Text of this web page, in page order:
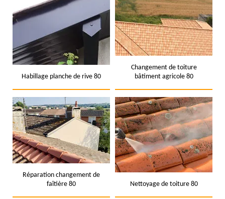
Habillage planche de rive 80
Changement de toiture
bâtiment agricole 80
Réparation changement de
faîtière 80
Nettoyage de toiture 80